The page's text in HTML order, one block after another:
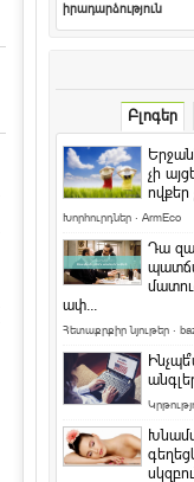
իրադարձություն
Բլոգեր
չի
Խորհուրդներ · ArmEco
Դա
ափ...
Հետաքրքիր նյութեր ·